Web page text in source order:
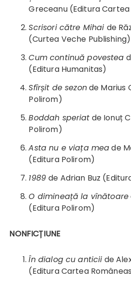
Greceanu (Editura
Scrisori către Mihai de
(Curtea Veche Publishing)
Cum continuă povestea
(Editura Humanitas)
Sfîrșit de sezonde Marius
Polirom)
Boddah speriat de Ionuț
Polirom)
Asta nu e viața meade
(Editura Polirom)
1989de Adrian Buz
O dimineață la vînătoare
(Editura Polirom)
NONFICȚIUNE
În dialog cu anticii de
(Editura Cartea